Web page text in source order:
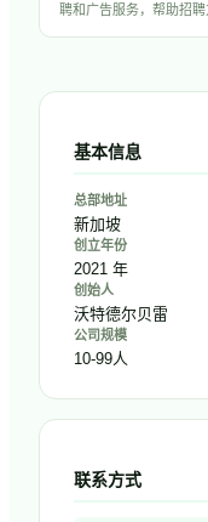
聘和广告服务，帮助招
基本信息
总部地址
新加坡
创立年份
2021 年
创始人
沃特德尔贝雷
公司规模
10-99人
联系方式